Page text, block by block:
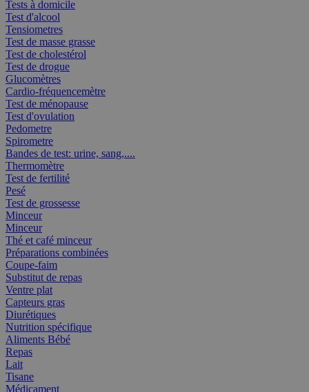
Tests à domicile
Test d'alcool
Tensiometres
Test de masse grasse
Test de cholestérol
Test de drogue
Glucomètres
Cardio-fréquencemètre
Test de ménopause
Test d'ovulation
Pedometre
Spirometre
Bandes de test: urine, sang,....
Thermomètre
Test de fertilité
Pesé
Test de grossesse
Minceur
Minceur
Thé et café minceur
Préparations combinées
Coupe-faim
Substitut de repas
Ventre plat
Capteurs gras
Diurétiques
Nutrition spécifique
Aliments Bébé
Repas
Lait
Tisane
Médicament